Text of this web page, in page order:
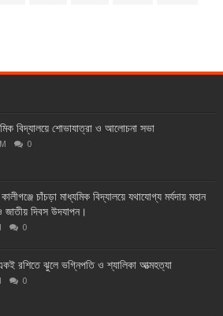
বিদ্যালয়ে শোভাযাত্রা ও আলোচনা সভা
0
চাঁচড়া মাধ্যমিক বিদ্যালয়ে যথাযোগ্য মর্যদায় মহান
জাতীয় দিবস উদযাপন।
0
রশিতে ঝুলে ভগ্নিপতি ও শ্যালিকা আত্মহত্যা
0